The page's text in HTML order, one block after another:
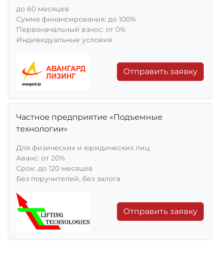
до 60 месяцев
Сумма финансирования: до 100%
Первоначальный взнос: от 0%
Индивидуальные условия
Отправить заявку
Частное предприятие «Подъемные
технологии»
Для физических и юридических лиц
Aванс: от 20%
Срок: до 120 месяцев
Без поручителей, без залога
Отправить заявку